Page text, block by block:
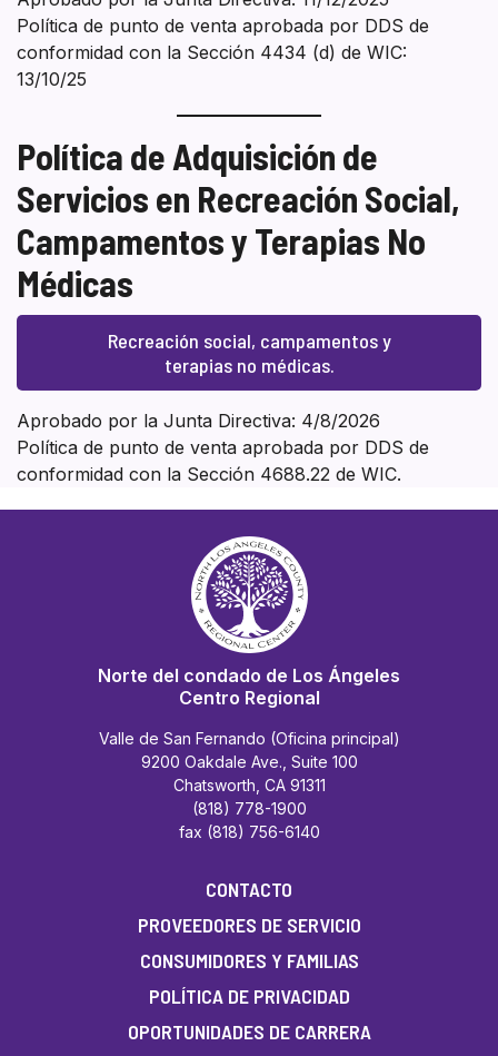
Política de punto de venta aprobada por DDS de
conformidad con la Sección 4434 (d) de WIC:
13/10/25
Política de Adquisición de
Servicios en Recreación Social,
Campamentos y Terapias No
Médicas
Recreación social, campamentos y
terapias no médicas.
Aprobado por la Junta Directiva: 4/8/2026
Política de punto de venta aprobada por DDS de
conformidad con la Sección 4688.22 de WIC.
Norte del condado de Los Ángeles
Centro Regional
Valle de San Fernando (Oficina principal)
9200 Oakdale Ave., Suite 100
Chatsworth, CA 91311
(818) 778-1900
fax (818) 756-6140
CONTACTO
PROVEEDORES DE SERVICIO
CONSUMIDORES Y FAMILIAS
POLÍTICA DE PRIVACIDAD
OPORTUNIDADES DE CARRERA